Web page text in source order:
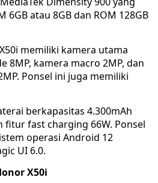
6GB atau 8GB dan ROM 128GB
memiliki kamera utama
8MP, kamera macro 2MP, dan
Ponsel ini juga memiliki
berkapasitas 4.300mAh
fast charging 66W. Ponsel
operasi Android 12
UI 6.0.
X50i